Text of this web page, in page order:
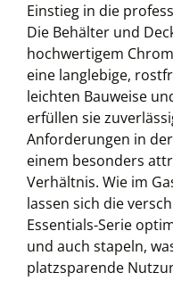
Einstieg in die
Die Behälter und
hochwertigem
eine langlebige,
leichten Bauweise
erfüllen sie
Anforderungen in
einem besonders
Verhältnis. Wie im
lassen sich die
Essentials-Serie
und auch stapeln,
platzsparende